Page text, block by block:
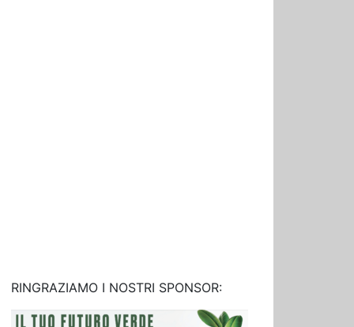
RINGRAZIAMO I NOSTRI SPONSOR: